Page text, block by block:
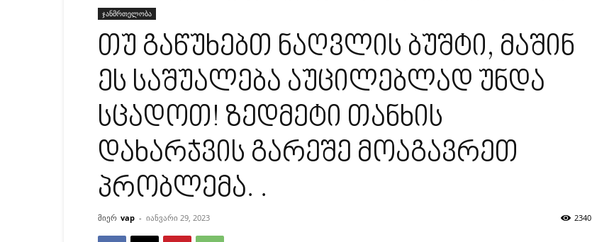
ჯანმრთელობა
თუ გაწუხებთ ნაღვლის ბუშტი, მაშინ
ეს საშუალება აუცილებლად უნდა
სცადოთ! ზედმეტი თანხის
დახარჯვის გარეშე მოაგავრეთ
პრობლემა. .
მიერ vap - იანვარი 29, 2023 2340